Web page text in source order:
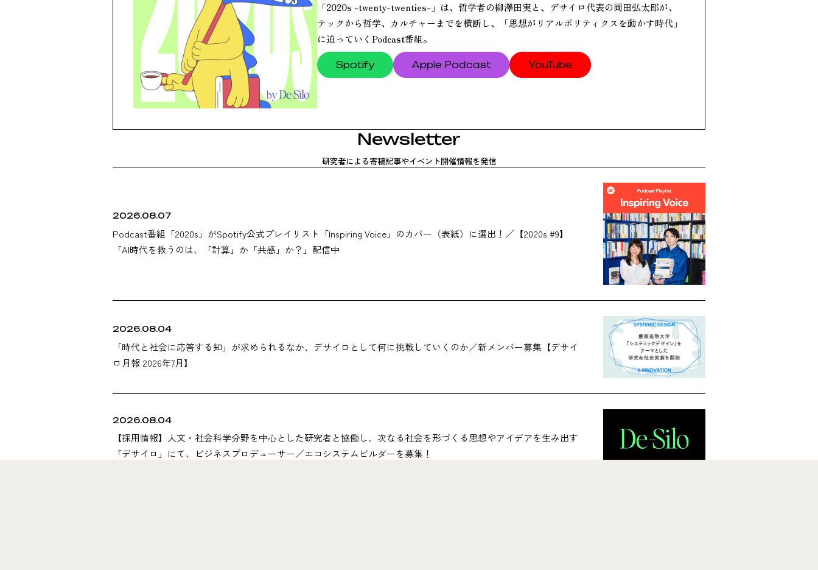
「2020s -twenty-twenties-」は、哲学者の柳澤田実と、デサイロ代表の岡田弘太郎が、
テックから哲学、カルチャーまでを横断し、「思想がリアルポリティクスを動かす時代」
に迫っていくPodcast番組。
Spotify Apple Podcast YouTube
Newsletter
研究者に​よる寄稿記事や​イベント開催情報を​発信
2026.08.07
Podcast番組「2020s」がSpotify公式プレイリスト「Inspiring Voice」のカバー（表紙）に選出！／【2020s #9】
「AI時代を救うのは、「計算」か「共感」か？」配信中
2026.08.04
「時代と社会に応答する知」が求められるなか、デサイロとして何に挑戦していくのか／新メンバー募集【デサイ
ロ月報 2026年7月】
2026.08.04
【採用情報】人文・社会科学分野を中心とした研究者と協働し、次なる社会を形づくる思想やアイデアを生み出す
「デサイロ」にて、ビジネスプロデューサー／エコシステムビルダーを募集！